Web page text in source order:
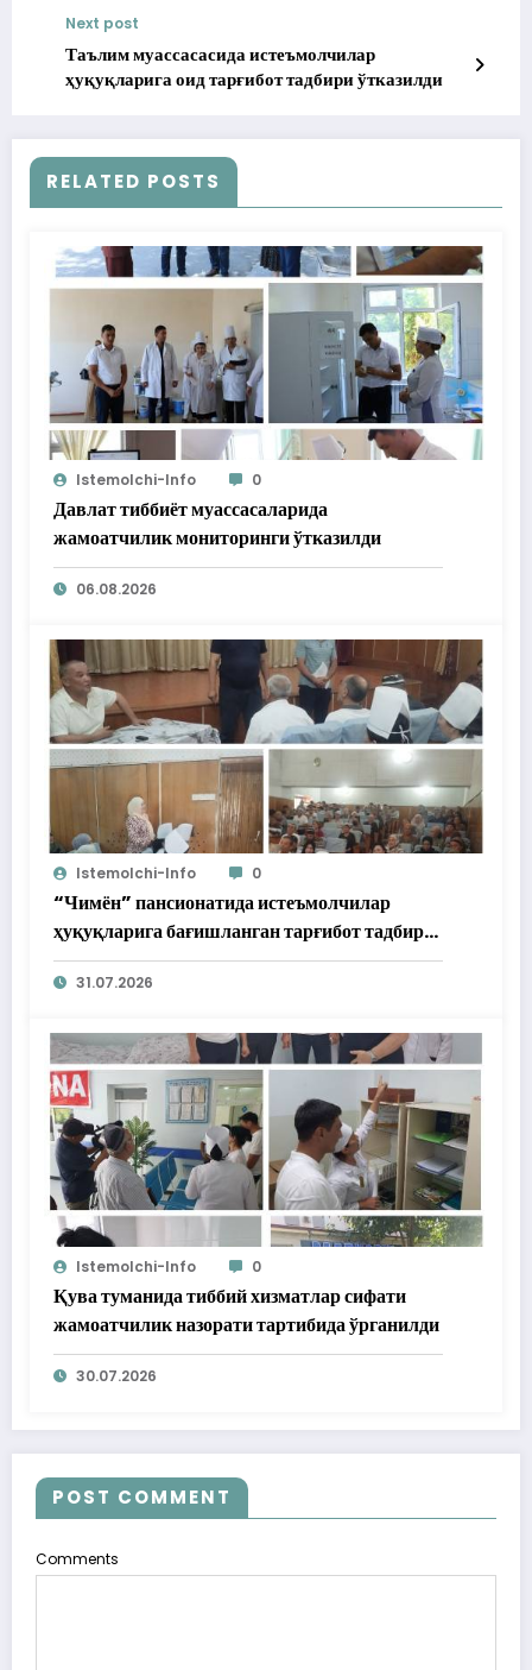
Next post
Таълим муассасасида истеъмолчилар
ҳуқуқларига оид тарғибот тадбири ўтказилди
RELATED POSTS
Istemolchi-Info 0
Давлат тиббиёт муассасаларида
жамоатчилик мониторинги ўтказилди
06.08.2026
Istemolchi-Info 0
“Чимён” пансионатида истеъмолчилар
ҳуқуқларига бағишланган тарғибот тадбири
ўтказилди
31.07.2026
Istemolchi-Info 0
Қува туманида тиббий хизматлар сифати
жамоатчилик назорати тартибида ўрганилди
30.07.2026
POST COMMENT
Comments